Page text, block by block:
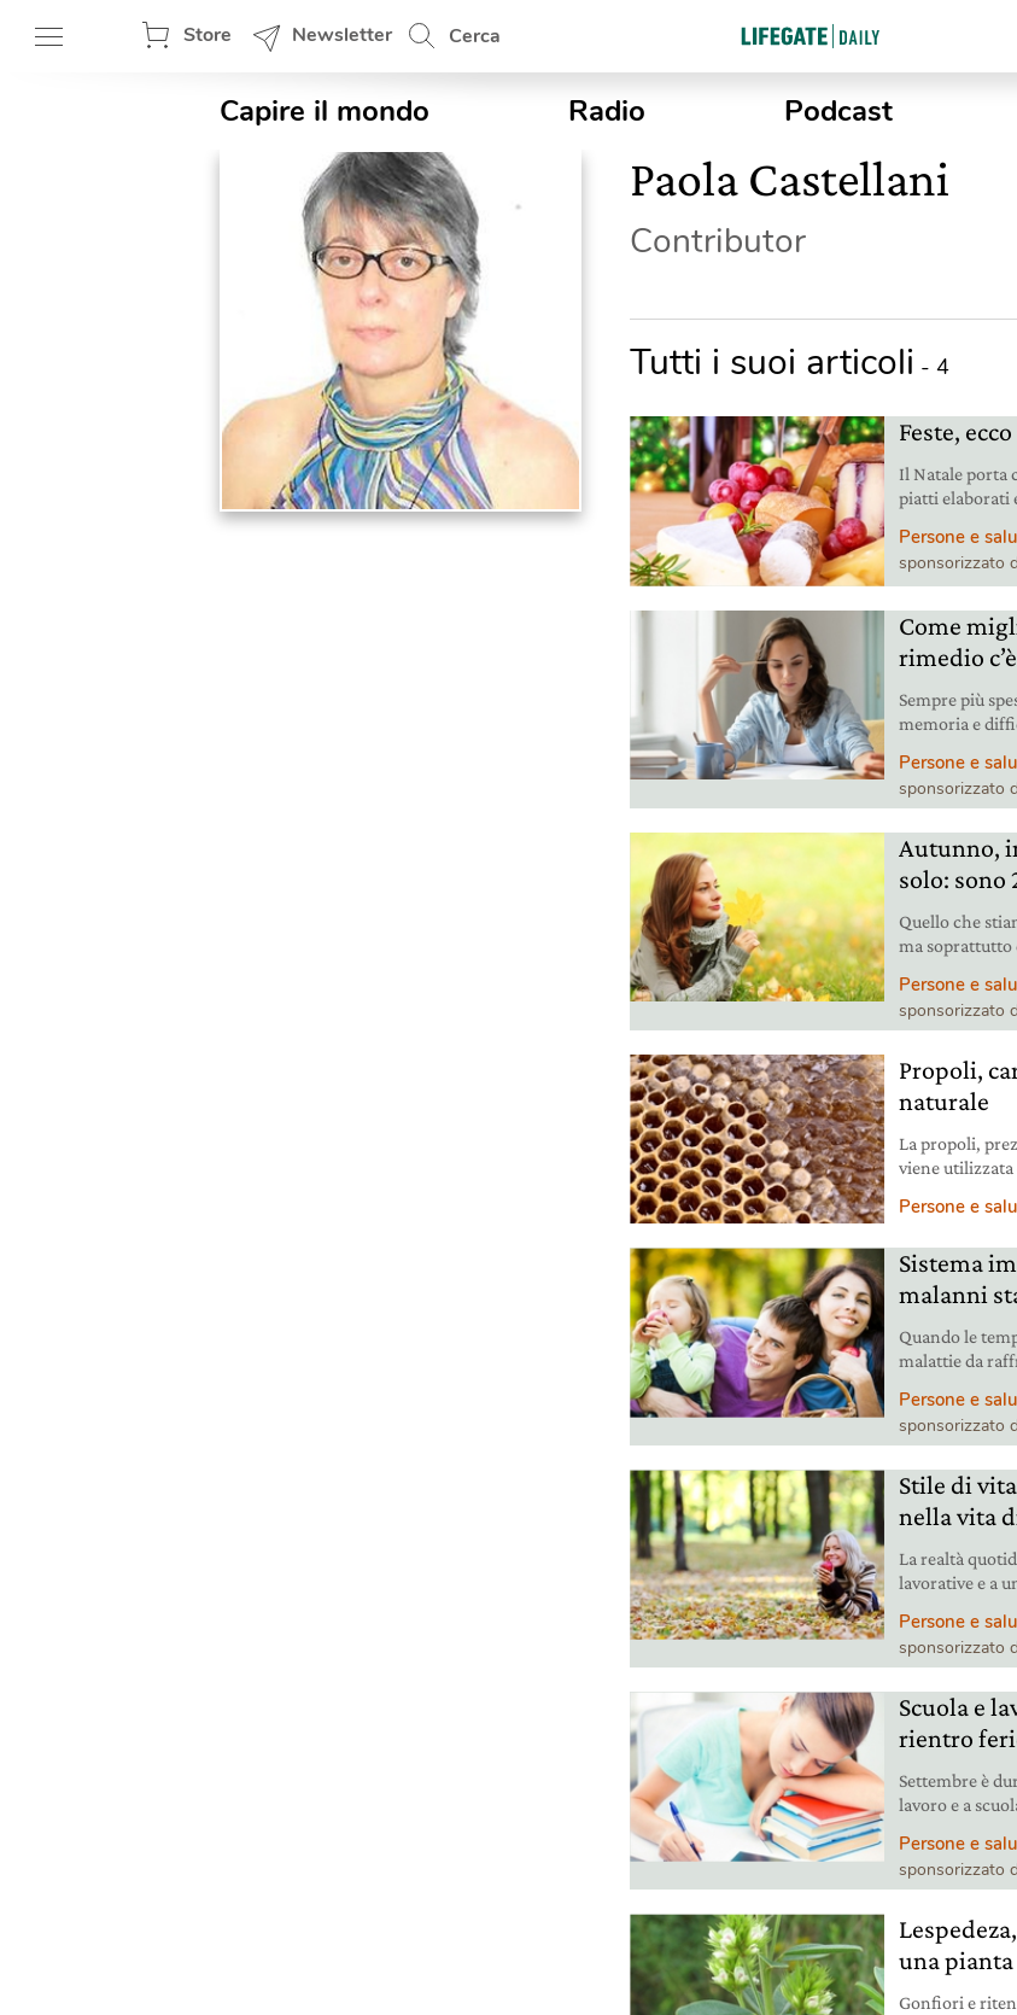
Store Newsletter Cerca
Capire il mondo Radio Podcast
Paola Castellani
Contributor
Tutti i suoi articoli - 4
Feste,
Il Natale porta
piatti elaborati
digestione,
Persone e
sponsorizzato
Come
rimedio
Sempre più
memoria e
rinforzare
Persone e
sponsorizzato
Autunno,
solo: sono
Quello che
ma soprattutto
persone più
Persone e
sponsorizzato
Propoli,
naturale
La propoli,
viene
stagionali.
Persone e
Sistema
malanni
Quando le
malattie da
dalle
entriamo in
Persone e
sponsorizzato
Stile di
nella vita
La realtà
lavorative e a
vivere in salute
Persone e
sponsorizzato
Scuola e
rientro
Settembre è
lavoro e a
Persone e
sponsorizzato
una
Gonfiori e